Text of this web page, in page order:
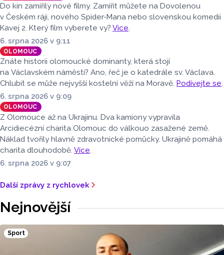
Do kin zamířily nové filmy. Zamířit můžete na Dovolenou
v Českém ráji, nového Spider-Mana nebo slovenskou komedii
Kavej 2. Který film vyberete vy? Více.
6. srpna 2026 v 9:11
OLOMOUC
Znáte historii olomoucké dominanty, která stojí
na Václavském náměstí? Ano, řeč je o katedrále sv. Václava.
Chlubit se může nejvyšší kostelní věží na Moravě. Podívejte se.
6. srpna 2026 v 9:09
OLOMOUC
Z Olomouce až na Ukrajinu. Dva kamiony vypravila
Arcidiecézní charita Olomouc do válkouo zasažené země.
Náklad tvořily hlavně zdravotnické pomůcky. Ukrajině pomáhá
charita dlouhodobě. Více.
6. srpna 2026 v 9:07
Další zprávy z rychlovek
Nejnovější
Sport